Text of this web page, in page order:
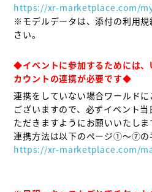
https://xr-marketplace.com/
※モデルデータは、添付の利用規
さい。
◆イベントに参加するためには
カウントの連携が必要です◆
連携をしていない場合ワールド
ございますので、必ずイベント
ただきますようにお願いいたしま
https://xr-marketplace.com/